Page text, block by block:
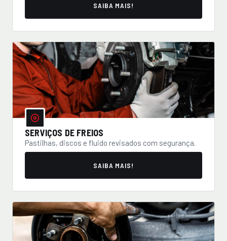
SAIBA MAIS!
SERVIÇOS DE FREIOS
Pastilhas, discos e fluido revisados com segurança.
SAIBA MAIS!